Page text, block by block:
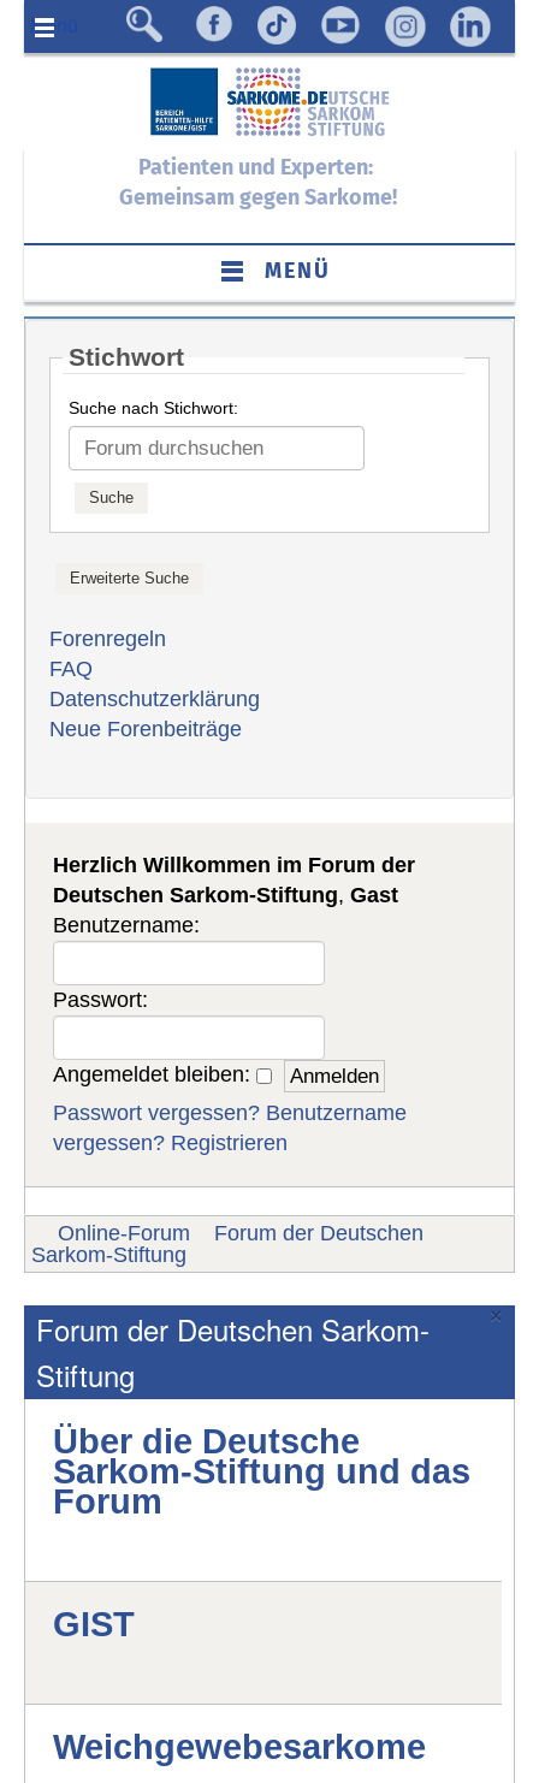
Menü
Patienten und Experten:
Gemeinsam gegen Sarkome!
MENÜ
Stichwort
Suche nach Stichwort:
Forenregeln
FAQ
Datenschutzerklärung
Neue Forenbeiträge
Herzlich Willkommen im Forum der
Deutschen Sarkom-Stiftung,Gast
Benutzername:
Passwort:
Angemeldet bleiben:
Passwort vergessen? Benutzername
vergessen? Registrieren
Online-Forum
Forum der Deutschen
Sarkom-Stiftung
×
Forum der Deutschen Sarkom-
Stiftung
Über die Deutsche
Sarkom-Stiftung und das
Forum
GIST
Weichgewebesarkome